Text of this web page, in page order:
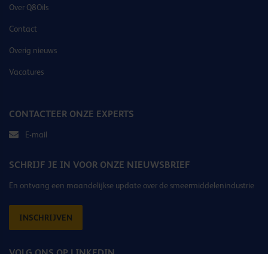
Over Q8Oils
Contact
Overig nieuws
Vacatures
CONTACTEER ONZE EXPERTS
E-mail
SCHRIJF JE IN VOOR ONZE NIEUWSBRIEF
En ontvang een maandelijkse update over de smeermiddelenindustrie
INSCHRIJVEN